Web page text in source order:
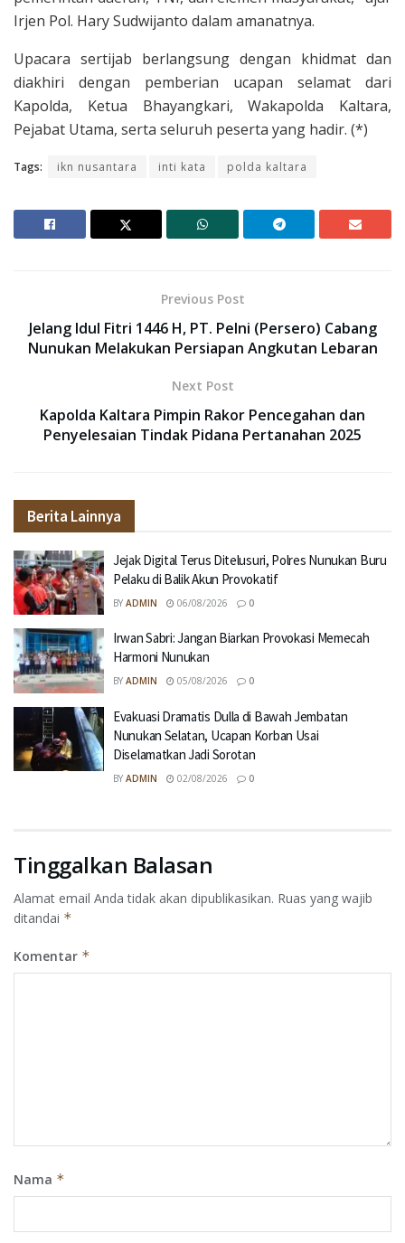
Irjen Pol. Hary Sudwijanto dalam amanatnya.
Upacara sertijab berlangsung dengan khidmat dan
diakhiri dengan pemberian ucapan selamat dari
Kapolda, Ketua Bhayangkari, Wakapolda Kaltara,
Pejabat Utama, serta seluruh peserta yang hadir. (*)
Tags: ikn nusantara inti kata polda kaltara
Previous Post
Jelang Idul Fitri 1446 H, PT. Pelni (Persero) Cabang
Nunukan Melakukan Persiapan Angkutan Lebaran
Next Post
Kapolda Kaltara Pimpin Rakor Pencegahan dan
Penyelesaian Tindak Pidana Pertanahan 2025
Berita Lainnya
Jejak Digital Terus Ditelusuri, Polres Nunukan Buru
Pelaku di Balik Akun Provokatif
BY ADMIN 06/08/2026 0
Irwan Sabri: Jangan Biarkan Provokasi Memecah
Harmoni Nunukan
BY ADMIN 05/08/2026 0
Evakuasi Dramatis Dulla di Bawah Jembatan
Nunukan Selatan, Ucapan Korban Usai
Diselamatkan Jadi Sorotan
BY ADMIN 02/08/2026 0
Tinggalkan Balasan
Alamat email Anda tidak akan dipublikasikan. Ruas yang wajib
ditandai *
Komentar *
Nama *